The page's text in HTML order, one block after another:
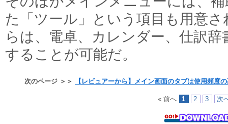
た「ツール」という項目も用意
らは、電卓、カレンダー、仕訳
することが可能だ。
次のページ ＞＞ 【レビュアーから】メイン画面のタブは使用頻度
« 前へ 1 2 3 次